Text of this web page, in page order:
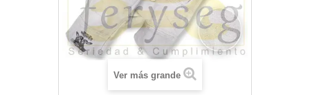
Ver más grande